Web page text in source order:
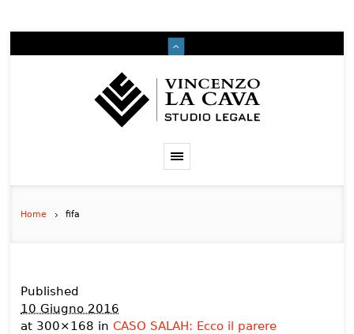
Home fifa
Published
10 Giugno 2016
at 300×168 inCASO SALAH: Ecco il parere